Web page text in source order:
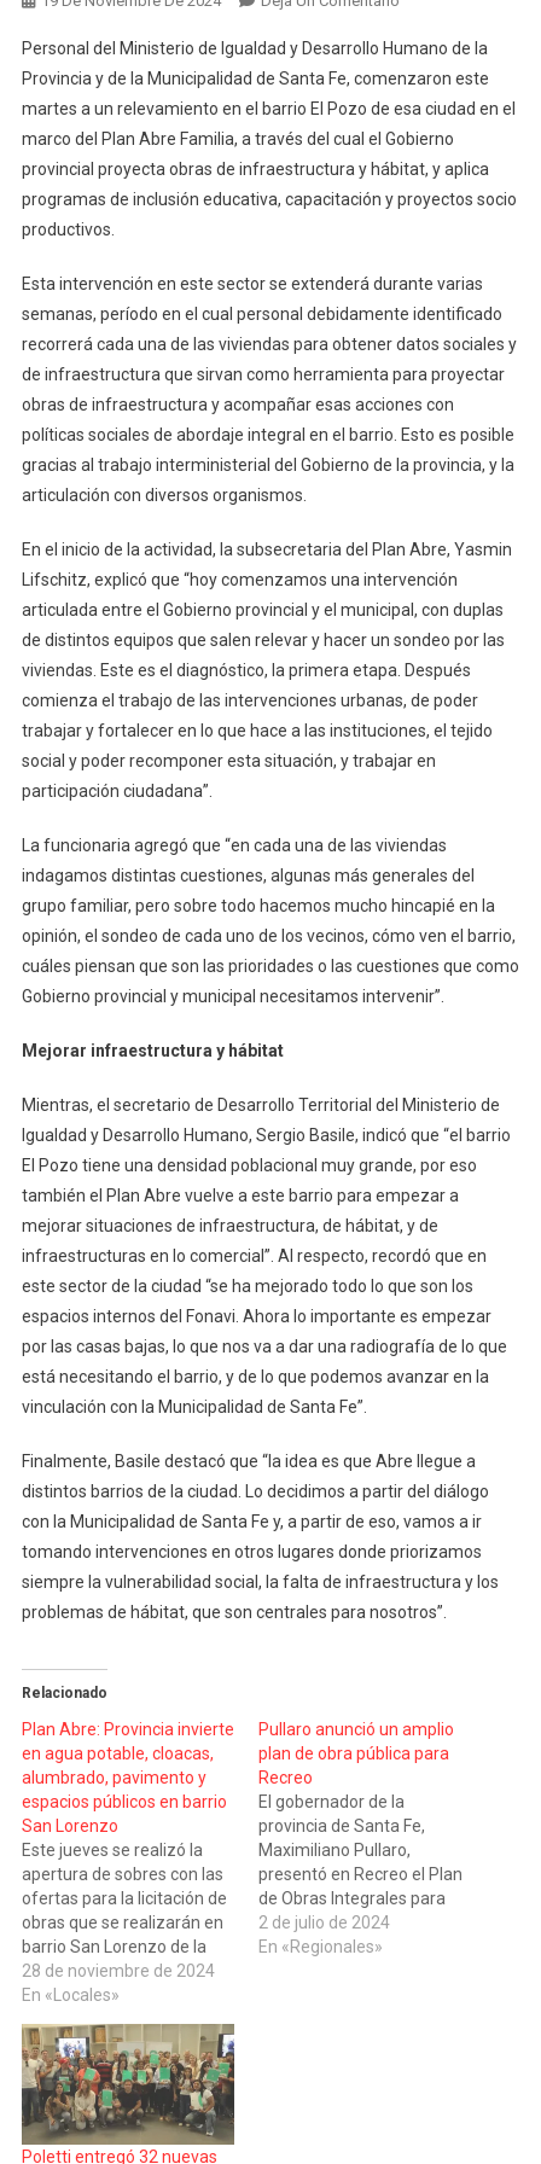
Familia:
Equipos
De
Provincia
Y
Municipio
Relevamiento
En
Pozo
Personal del Ministerio de Igualdad y Desarrollo Humano de la
Provincia y de la Municipalidad de Santa Fe, comenzaron este
martes a un relevamiento en el barrio El Pozo de esa ciudad en el
marco del Plan Abre Familia, a través del cual el Gobierno
provincial proyecta obras de infraestructura y hábitat, y aplica
programas de inclusión educativa, capacitación y proyectos socio
productivos.
Esta intervención en este sector se extenderá durante varias
semanas, período en el cual personal debidamente identificado
recorrerá cada una de las viviendas para obtener datos sociales y
de infraestructura que sirvan como herramienta para proyectar
obras de infraestructura y acompañar esas acciones con
políticas sociales de abordaje integral en el barrio. Esto es posible
gracias al trabajo interministerial del Gobierno de la provincia, y la
articulación con diversos organismos.
En el inicio de la actividad, la subsecretaria del Plan Abre, Yasmin
Lifschitz, explicó que “hoy comenzamos una intervención
articulada entre el Gobierno provincial y el municipal, con duplas
de distintos equipos que salen relevar y hacer un sondeo por las
viviendas. Este es el diagnóstico, la primera etapa. Después
comienza el trabajo de las intervenciones urbanas, de poder
trabajar y fortalecer en lo que hace a las instituciones, el tejido
social y poder recomponer esta situación, y trabajar en
participación ciudadana”.
La funcionaria agregó que “en cada una de las viviendas
indagamos distintas cuestiones, algunas más generales del
grupo familiar, pero sobre todo hacemos mucho hincapié en la
opinión, el sondeo de cada uno de los vecinos, cómo ven el barrio,
cuáles piensan que son las prioridades o las cuestiones que como
Gobierno provincial y municipal necesitamos intervenir”.
Mejorar infraestructura y hábitat
Mientras, el secretario de Desarrollo Territorial del Ministerio de
Igualdad y Desarrollo Humano, Sergio Basile, indicó que “el barrio
El Pozo tiene una densidad poblacional muy grande, por eso
también el Plan Abre vuelve a este barrio para empezar a
mejorar situaciones de infraestructura, de hábitat, y de
infraestructuras en lo comercial”. Al respecto, recordó que en
este sector de la ciudad “se ha mejorado todo lo que son los
espacios internos del Fonavi. Ahora lo importante es empezar
por las casas bajas, lo que nos va a dar una radiografía de lo que
está necesitando el barrio, y de lo que podemos avanzar en la
vinculación con la Municipalidad de Santa Fe”.
Finalmente, Basile destacó que “la idea es que Abre llegue a
distintos barrios de la ciudad. Lo decidimos a partir del diálogo
con la Municipalidad de Santa Fe y, a partir de eso, vamos a ir
tomando intervenciones en otros lugares donde priorizamos
siempre la vulnerabilidad social, la falta de infraestructura y los
problemas de hábitat, que son centrales para nosotros”.
Relacionado
Plan Abre: Provincia invierte
en agua potable, cloacas,
alumbrado, pavimento y
espacios públicos en barrio
San Lorenzo
Este jueves se realizó la
apertura de sobres con las
ofertas para la licitación de
obras que se realizarán en
barrio San Lorenzo de la
ciudad de Santa Fe, donde
el Gobierno provincial
millones en el marco del
Plan Abre. El acto tuvo lugar
en la…
28 de noviembre de 2024
En «Locales»
Pullaro anunció un amplio
plan de obra pública para
Recreo
El gobernador de la
provincia de Santa Fe,
Maximiliano Pullaro,
presentó en Recreo el Plan
de Obras Integrales para
esa ciudad del
departamento La Capital.
2 de julio de 2024
En «Regionales»
Poletti entregó 32 nuevas